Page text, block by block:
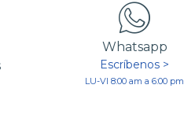
Whatsapp
Escríbenos >
LU-VI 8:00 am a 6:00 pm